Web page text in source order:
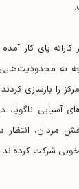
پای کار
به
را بازسازی کردند
آسیایی
مردان، انتظار
شرکت کرده‌اند.